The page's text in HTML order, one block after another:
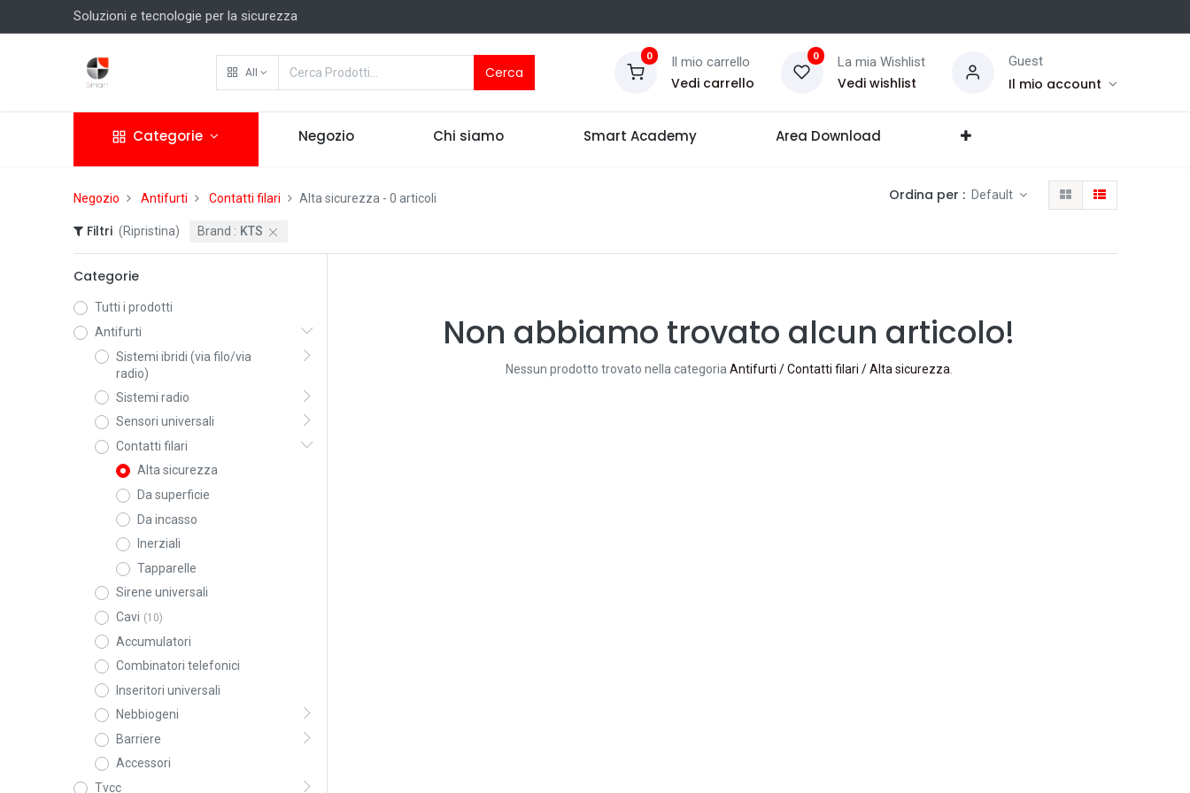
Soluzioni e tecnologie per la sicurezza
All Cerca
0 Il mio carrello
Vedi carrello
0 La mia Wishlist
Vedi wishlist
Guest
Il mio account
Categorie Negozio Chi siamo Smart Academy Area Download
Negozio Antifurti Contatti filari Alta sicurezza - 0 articoli Ordina per : Default
Filtri (Ripristina) Brand : KTS
Categorie
Tutti i prodotti
Antifurti
Sistemi ibridi (via filo/via
radio)
Sistemi radio
Sensori universali
Contatti filari
Alta sicurezza
Da superficie
Da incasso
Inerziali
Tapparelle
Sirene universali
Cavi (10)
Accumulatori
Combinatori telefonici
Inseritori universali
Nebbiogeni
Barriere
Accessori
Tvcc
Non abbiamo trovato alcun articolo!
Nessun prodotto trovato nella categoriaAntifurti / Contatti filari / Alta sicurezza.